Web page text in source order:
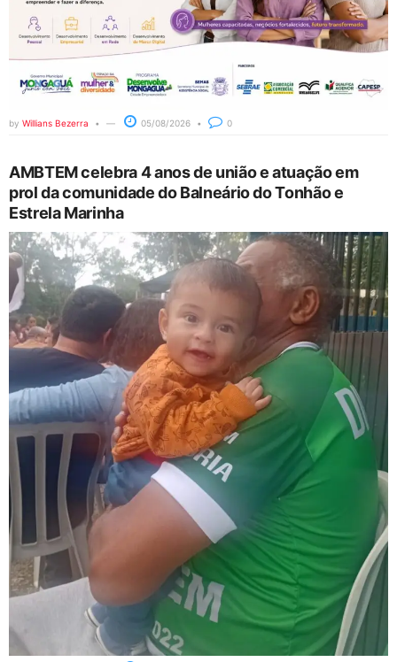
by Willians Bezerra 05/08/2026 0
AMBTEM celebra 4 anos de união e atuação em
prol da comunidade do Balneário do Tonhão e
Estrela Marinha